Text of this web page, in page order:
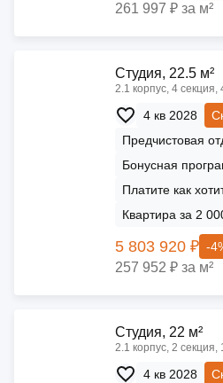
261 997 ₽ за м²
Cтудия, 22.5 м²
2.1 корпус, 4
4 кв 2028
Предчистовая
Бонусная
Платите как
Квартира за 2
5 803 920 ₽ -
257 952 ₽ за м²
Cтудия, 22 м²
2.1 корпус, 2
4 кв 2028